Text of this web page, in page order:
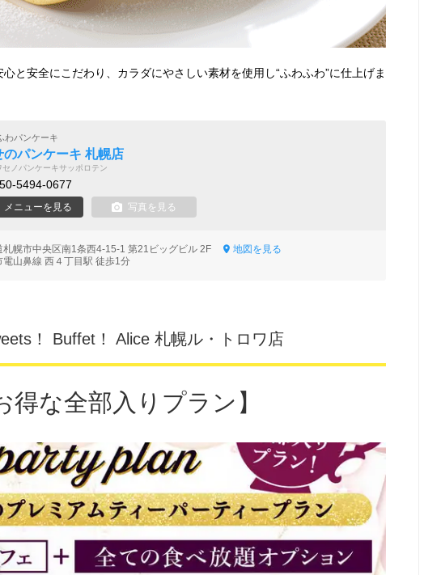
心と安全にこだわり、カラダにやさしい素材を使用し“ふわふわ”に仕上げま
わパンケーキ
のパンケーキ 札幌店
セノパンケーキサッポロテン
5494-0677
メニューを見る 写真を見る
札幌市中央区南1条西4-15-1 第21ビッグビル 2F
地図を見る
電山鼻線 西４丁目駅 徒歩1分
！ Buffet！ Alice 札幌ル・トロワ店
得な全部入りプラン】